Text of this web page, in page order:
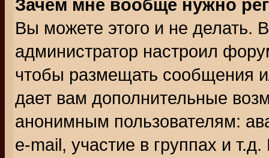
Зачем мне вообще нужно
Вы можете этого и не делать.
администратор настроил
чтобы размещать сообщения
дает вам дополнительные
анонимным пользователям:
e-mail, участие в группах и